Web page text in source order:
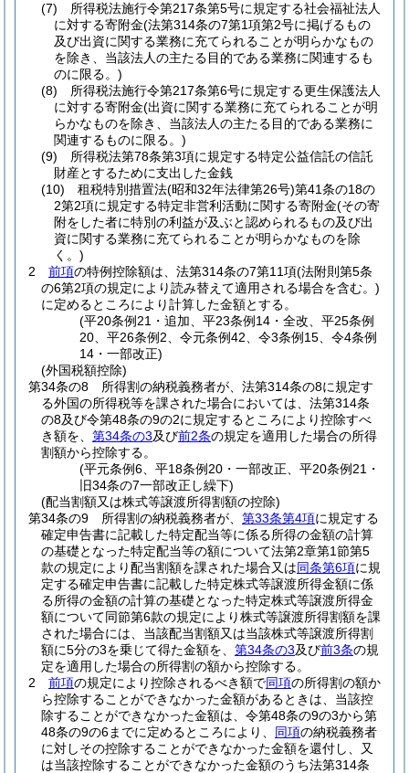
(7)
所得税法施行令第217条第5号に規定する社会福祉法人
に対する寄附金(法第314条の7第1項第2号に掲げるもの
及び出資に関する業務に充てられることが明らかなもの
を除き、当該法人の主たる目的である業務に関連するも
のに限る。)
(8)
所得税法施行令第217条第6号に規定する更生保護法人
に対する寄附金(出資に関する業務に充てられることが明
らかなものを除き、当該法人の主たる目的である業務に
関連するものに限る。)
(9)
所得税法第78条第3項に規定する特定公益信託の信託
財産とするために支出した金銭
(10)
租税特別措置法(昭和32年法律第26号)第41条の18の
2第2項に規定する特定非営利活動に関する寄附金(その寄
附をした者に特別の利益が及ぶと認められるもの及び出
資に関する業務に充てられることが明らかなものを除
く。)
2
前項の特例控除額は、法第314条の7第11項(法附則第5条
の6第2項の規定により読み替えて適用される場合を含む。)
に定めるところにより計算した金額とする。
(平20条例21・追加、平23条例14・全改、平25条例
20、平26条例2、令元条例42、令3条例15、令4条例
14・一部改正)
(外国税額控除)
第34条の8
所得割の納税義務者が、法第314条の8に規定す
る外国の所得税等を課された場合においては、法第314条
の8及び令第48条の9の2に規定するところにより控除すべ
き額を、 第34条の3及び前2条の規定を適用した場合の所得
割額から控除する。
(平元条例6、平18条例20・一部改正、平20条例21・
旧34条の7一部改正し繰下)
(配当割額又は株式等譲渡所得割額の控除)
第34条の9
所得割の納税義務者が、 第33条第4項に規定する
確定申告書に記載した特定配当等に係る所得の金額の計算
の基礎となった特定配当等の額について法第2章第1節第5
款の規定により配当割額を課された場合又は同条第6項に規
定する確定申告書に記載した特定株式等譲渡所得金額に係
る所得の金額の計算の基礎となった特定株式等譲渡所得金
額について同節第6款の規定により株式等譲渡所得割額を課
された場合には、当該配当割額又は当該株式等譲渡所得割
額に5分の3を乗じて得た金額を、 第34条の3及び前3条の規
定を適用した場合の所得割の額から控除する。
2
前項の規定により控除されるべき額で同項の所得割の額か
ら控除することができなかった金額があるときは、当該控
除することができなかった金額は、令第48条の9の3から第
48条の9の6までに定めるところにより、 同項の納税義務者
に対しその控除することができなかった金額を還付し、又
は当該控除することができなかった金額のうち法第314条